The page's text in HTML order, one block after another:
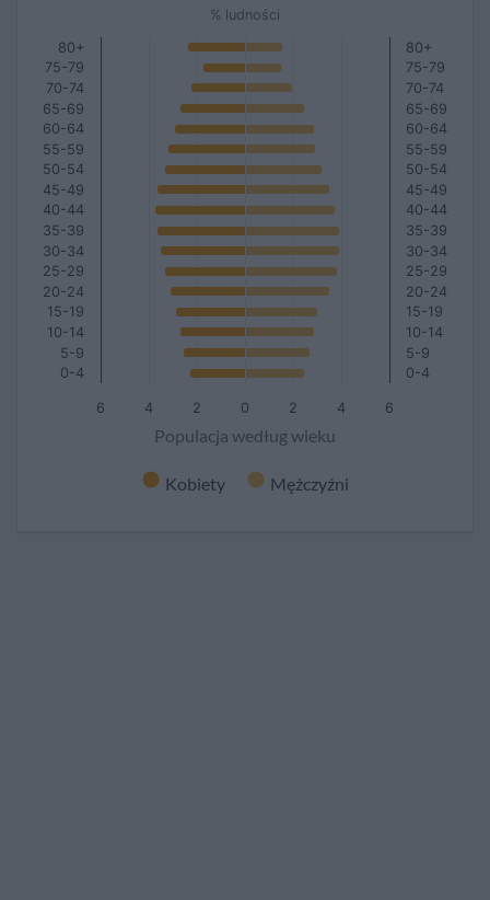
Populacja według wieku
% ludności
Kobiety Mężczyźni
6 4 2 0 2 4 6
0-4
5-9
10-14
15-19
20-24
25-29
30-34
35-39
40-44
45-49
50-54
55-59
60-64
65-69
70-74
75-79
80+
0-4
5-9
10-14
15-19
20-24
25-29
30-34
35-39
40-44
45-49
50-54
55-59
60-64
65-69
70-74
75-79
80+